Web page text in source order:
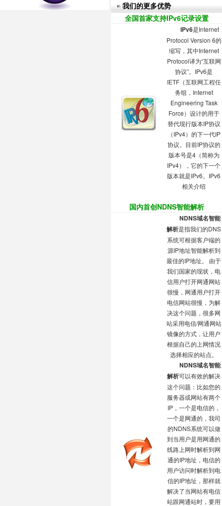
我们的更多优势
全国首家支持IPv6记录设置
IPv6是Internet
Protocol Version 6的
缩写，其中Internet
Protocol译为“互联网
协议”。IPv6是
IETF（互联网工程任
务组，Internet
Engineering Task
Force）设计的用于
替代现行版本IP协议
（IPv4）的下一代IP
协议。目前IP协议的
版本号是4（简称为
IPv4），它的下一个
版本就是IPv6。 IPv6
相关介绍
国内首创NDNS智能解析
NDNS域名智能
解析是指我们的DNS
系统可根据客户端的
源IP地址智能解析到
最佳的IP地址。 由于
我们国家的现状，电
信用户打开网通网站
很慢，网通用户打开
电信网站很慢，为解
决这个问题，很多网
站采用电信/网通网站
镜像的方式，让用户
根据自己的上网情况
选择相应的站点。
NDNS域名智能
解析可以有效的解决
这个问题：比如您的
服务器或网站有两个
IP，一个是电信的，
一个是网通的，我司
的NDNS系统可以做
到当用户是用网通的
线路上网时解析到网
通的IP地址，电信的
用户访问时解析到电
信的IP地址，那样就
解决了当网站有电信
站跟网通站时，要用